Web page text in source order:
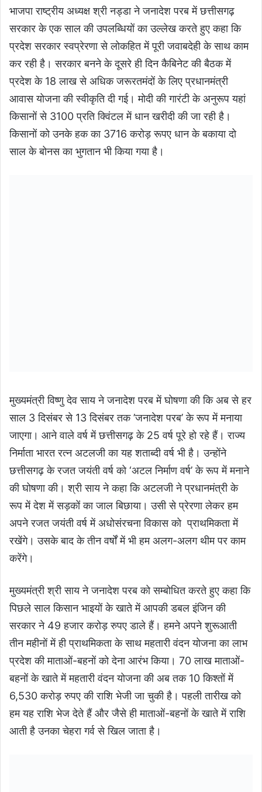
भाजपा राष्ट्रीय अध्यक्ष श्री नड्डा ने जनादेश परब में छत्तीसगढ़
सरकार के एक साल की उपलब्धियों का उल्लेख करते हुए कहा कि
प्रदेश सरकार स्वप्रेरणा से लोकहित में पूरी जवाबदेही के साथ काम
कर रही है। सरकार बनने के दूसरे ही दिन कैबिनेट की बैठक में
प्रदेश के 18 लाख से अधिक जरूरतमंदों के लिए प्रधानमंत्री
आवास योजना की स्वीकृति दी गई। मोदी की गारंटी के अनुरूप यहां
किसानों से 3100 प्रति क्विंटल में धान खरीदी की जा रही है।
किसानों को उनके हक का 3716 करोड़ रूपए धान के बकाया दो
साल के बोनस का भुगतान भी किया गया है।
मुख्यमंत्री विष्णु देव साय ने जनादेश परब में घोषणा की कि अब से हर
साल 3 दिसंबर से 13 दिसंबर तक ’जनादेश परब’ के रूप में मनाया
जाएगा। आने वाले वर्ष में छत्तीसगढ़ के 25 वर्ष पूरे हो रहे हैं। राज्य
निर्माता भारत रत्न अटलजी का यह शताब्दी वर्ष भी है। उन्होंने
छत्तीसगढ़ के रजत जयंती वर्ष को ‘अटल निर्माण वर्ष’ के रूप में मनाने
की घोषणा की। श्री साय ने कहा कि अटलजी ने प्रधानमंत्री के
रूप में देश में सड़कों का जाल बिछाया। उसी से प्रेरणा लेकर हम
अपने रजत जयंती वर्ष में अधोसंरचना विकास को प्राथमिकता में
रखेंगे। उसके बाद के तीन वर्षों में भी हम अलग-अलग थीम पर काम
करेंगे।
मुख्यमंत्री श्री साय ने जनादेश परब को सम्बोधित करते हुए कहा कि
पिछले साल किसान भाइयों के खाते में आपकी डबल इंजिन की
सरकार ने 49 हजार करोड़ रुपए डाले हैं। हमने अपने शुरूआती
तीन महीनों में ही प्राथमिकता के साथ महतारी वंदन योजना का लाभ
प्रदेश की माताओं-बहनों को देना आरंभ किया। 70 लाख माताओं-
बहनों के खाते में महतारी वंदन योजना की अब तक 10 किश्तों में
6,530 करोड़ रुपए की राशि भेजी जा चुकी है। पहली तारीख को
हम यह राशि भेज देते हैं और जैसे ही माताओं-बहनों के खाते में राशि
आती है उनका चेहरा गर्व से खिल जाता है।